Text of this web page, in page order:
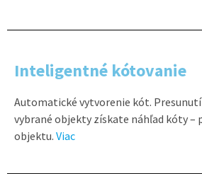
Inteligentné kótovanie
Automatické vytvorenie kót.
vybrané objekty získate náhľad kóty –
objektu. Viac